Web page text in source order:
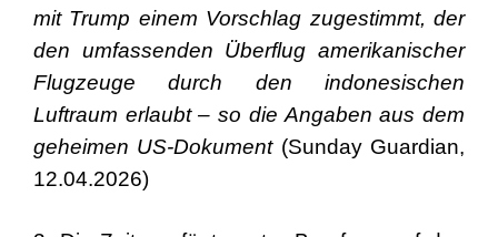
mit Trump einem Vorschlag zugestimmt, der
den umfassenden Überflug amerikanischer
Flugzeuge durch den indonesischen
Luftraum erlaubt – so die Angaben aus dem
geheimen US-Dokument(Sunday Guardian,
12.04.2026)